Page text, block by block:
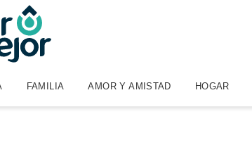
FAMILIA AMOR Y AMISTAD HOGAR